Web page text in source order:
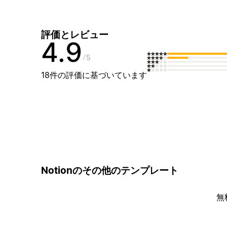
評価とレビュー
4.9 5
18件の評価に基づいています
Notionのその他のテンプレート
無